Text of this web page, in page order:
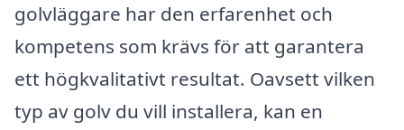
golvläggare har den erfarenhet och
kompetens som krävs för att garantera
ett högkvalitativt resultat. Oavsett vilken
typ av golv du vill installera, kan en